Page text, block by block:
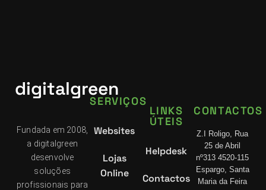
digitalgreen
Fundada em 2008,
a digitalgreen
desenvolve
soluções
profissionais para
SERVIÇOS
Websites
Lojas
Online
LINKS
ÚTEIS
Helpdesk
Contactos
CONTACTOS
Z.I Roligo, Rua
25 de Abril
nº313 4520-115
Espargo, Santa
Maria da Feira